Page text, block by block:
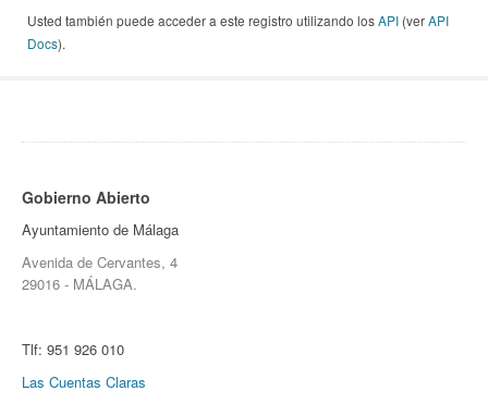
Usted también puede acceder a este registro utilizando losAPI (verAPI
Docs).
Gobierno Abierto
Ayuntamiento de Málaga
Avenida de Cervantes, 4
29016 - MÁLAGA.
Tlf: 951 926 010
Las Cuentas Claras